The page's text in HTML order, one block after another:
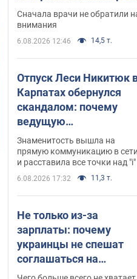
"агрессивном" раке
Сначала врачи не обратили
внимания
6.08.2026 12:46 14,5 т.
Отпуск Леси Никитюк
Карпатах обернулся
скандалом: почему
ведущую
несправедливо
захейтили
Знаменитость вышла на
прямую коммуникацию в сети
и расставила все точки над "i"
6.08.2026 17:32 11,3 т.
Не только из-за
зарплаты: почему
украинцы не спешат
соглашаться на
вакансии